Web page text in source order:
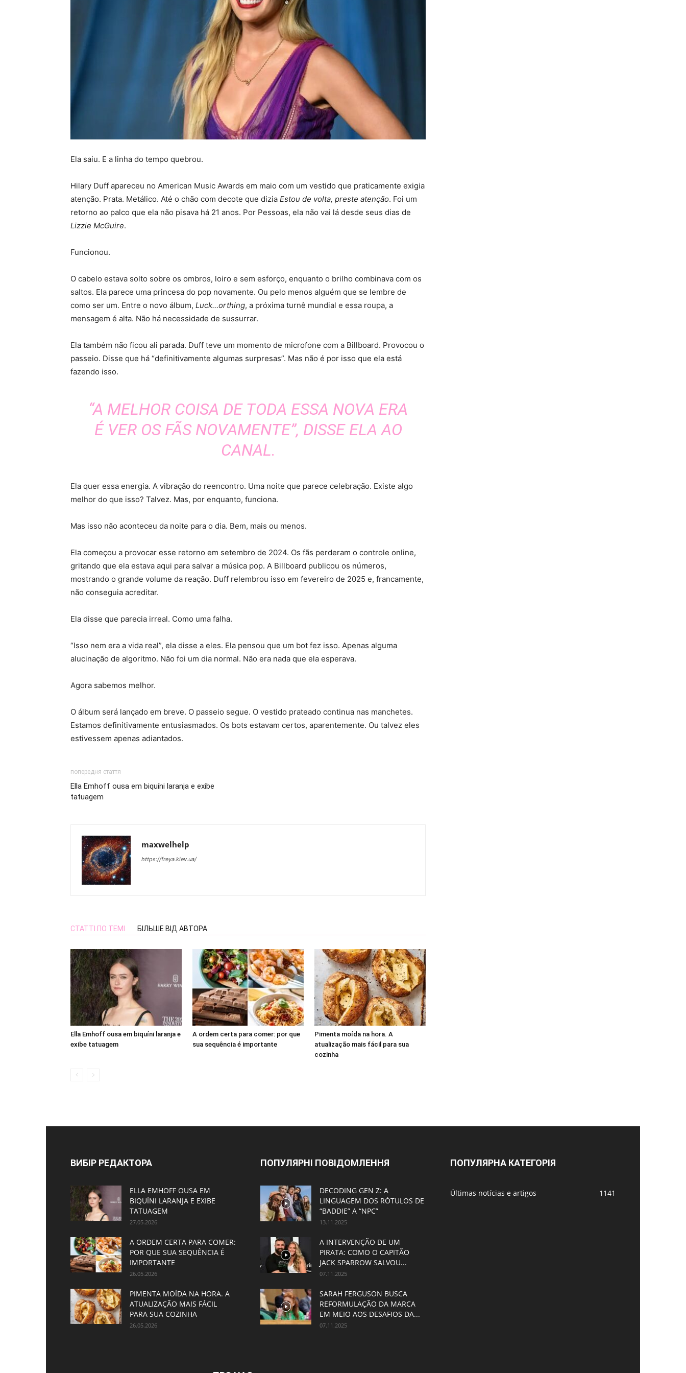
Ela saiu. E a linha do tempo quebrou.
Hilary Duff apareceu no American Music Awards em maio com um vestido que praticamente exigia
atenção. Prata. Metálico. Até o chão com decote que dizia Estou de volta, preste atenção. Foi um
retorno ao palco que ela não pisava há 21 anos. Por Pessoas, ela não vai lá desde seus dias de
Lizzie McGuire.
Funcionou.
O cabelo estava solto sobre os ombros, loiro e sem esforço, enquanto o brilho combinava com os
saltos. Ela parece uma princesa do pop novamente. Ou pelo menos alguém que se lembre de
como ser um. Entre o novo álbum, Luck…orthing, a próxima turnê mundial e essa roupa, a
mensagem é alta. Não há necessidade de sussurrar.
Ela também não ficou ali parada. Duff teve um momento de microfone com a Billboard. Provocou o
passeio. Disse que há “definitivamente algumas surpresas”. Mas não é por isso que ela está
fazendo isso.
“A MELHOR COISA DE TODA ESSA NOVA ERA
É VER OS FÃS NOVAMENTE”, DISSE ELA AO
CANAL.
Ela quer essa energia. A vibração do reencontro. Uma noite que parece celebração. Existe algo
melhor do que isso? Talvez. Mas, por enquanto, funciona.
Mas isso não aconteceu da noite para o dia. Bem, mais ou menos.
Ela começou a provocar esse retorno em setembro de 2024. Os fãs perderam o controle online,
gritando que ela estava aqui para salvar a música pop. A Billboard publicou os números,
mostrando o grande volume da reação. Duff relembrou isso em fevereiro de 2025 e, francamente,
não conseguia acreditar.
Ela disse que parecia irreal. Como uma falha.
“Isso nem era a vida real”, ela disse a eles. Ela pensou que um bot fez isso. Apenas alguma
alucinação de algoritmo. Não foi um dia normal. Não era nada que ela esperava.
Agora sabemos melhor.
O álbum será lançado em breve. O passeio segue. O vestido prateado continua nas manchetes.
Estamos definitivamente entusiasmados. Os bots estavam certos, aparentemente. Ou talvez eles
estivessem apenas adiantados.
попередня стаття
Ella Emhoff ousa em biquíni laranja e exibe
tatuagem
maxwelhelp
https://freya.kiev.ua/
СТАТТІ ПО ТЕМІ БІЛЬШЕ ВІД АВТОРА
Ella Emhoff ousa em biquíni laranja e
exibe tatuagem
A ordem certa para comer: por que
sua sequência é importante
Pimenta moída na hora. A
atualização mais fácil para sua
cozinha
ВИБІР РЕДАКТОРА
ELLA EMHOFF OUSA EM
BIQUÍNI LARANJA E EXIBE
TATUAGEM
27.05.2026
A ORDEM CERTA PARA COMER:
POR QUE SUA SEQUÊNCIA É
IMPORTANTE
26.05.2026
PIMENTA MOÍDA NA HORA. A
ATUALIZAÇÃO MAIS FÁCIL
PARA SUA COZINHA
26.05.2026
ПОПУЛЯРНІ ПОВІДОМЛЕННЯ
DECODING GEN Z: A
LINGUAGEM DOS RÓTULOS DE
“BADDIE” A “NPC”
13.11.2025
A INTERVENÇÃO DE UM
PIRATA: COMO O CAPITÃO
JACK SPARROW SALVOU...
07.11.2025
SARAH FERGUSON BUSCA
REFORMULAÇÃO DA MARCA
EM MEIO AOS DESAFIOS DA...
07.11.2025
ПОПУЛЯРНА КАТЕГОРІЯ
Últimas notícias e artigos 1141